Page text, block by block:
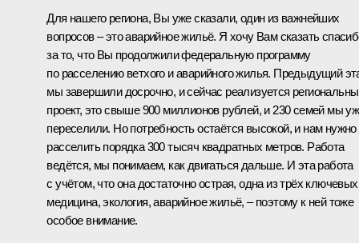
Для нашего региона, Вы уже сказали, один из важнейших
вопросов – это аварийное жильё. Я хочу Вам сказать
за то, что Вы продолжили федеральную программу
по расселению ветхого и аварийного жилья. Предыдущий
мы завершили досрочно, и сейчас реализуется
проект, это свыше 900 миллионов рублей, и 230 семей мы
переселили. Но потребность остаётся высокой, и нам нужно
расселить порядка 300 тысяч квадратных метров. Работа
ведётся, мы понимаем, как двигаться дальше. И эта работа
с учётом, что она достаточно острая, одна из трёх
медицина, экология, аварийное жильё, – поэтому к ней тоже
особое внимание.